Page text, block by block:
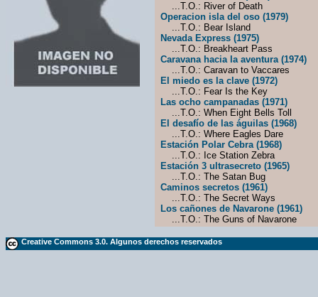
...T.O.: River of Death
Operacion isla del oso (1979)
...T.O.: Bear Island
Nevada Express (1975)
...T.O.: Breakheart Pass
Caravana hacia la aventura (1974)
...T.O.: Caravan to Vaccares
El miedo es la clave (1972)
...T.O.: Fear Is the Key
Las ocho campanadas (1971)
...T.O.: When Eight Bells Toll
El desafío de las águilas (1968)
...T.O.: Where Eagles Dare
Estación Polar Cebra (1968)
...T.O.: Ice Station Zebra
Estación 3 ultrasecreto (1965)
...T.O.: The Satan Bug
Caminos secretos (1961)
...T.O.: The Secret Ways
Los cañones de Navarone (1961)
...T.O.: The Guns of Navarone
Creative Commons 3.0. Algunos derechos reservados